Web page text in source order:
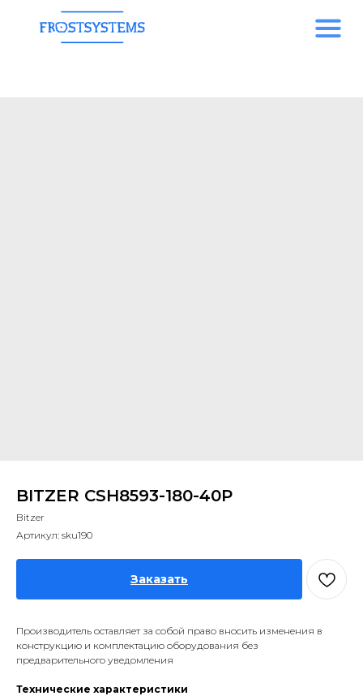
BITZER CSH8593-180-40P
Bitzer
Артикул: sku190
Заказать
Производитель оставляет за собой право вносить изменения в
конструкцию и комплектацию оборудования без
предварительного уведомления
Технические характеристики